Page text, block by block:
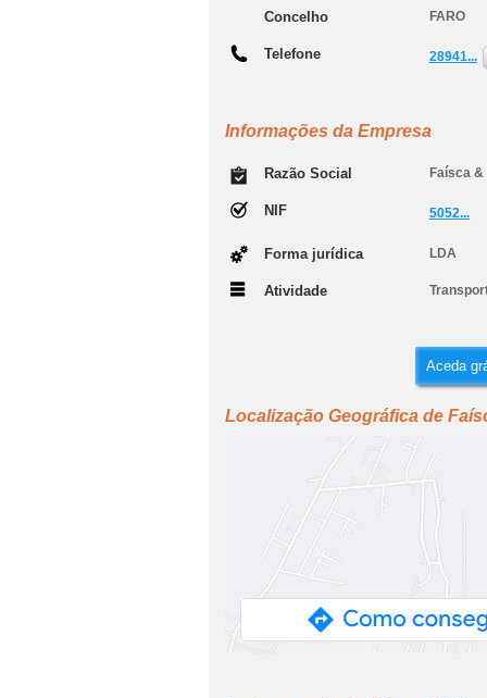
Concelho FARO
Telefone 28941...
Informações da Empresa
Razão Social Faísca
NIF 5052...
Forma jurídica LDA
Atividade
Aceda
Localização Geográfica de